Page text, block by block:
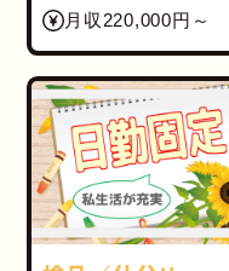
月収220,000円～